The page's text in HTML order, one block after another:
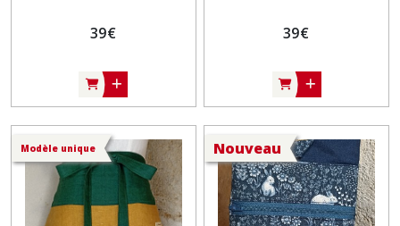
39€ 39€
Modèle unique Nouveau